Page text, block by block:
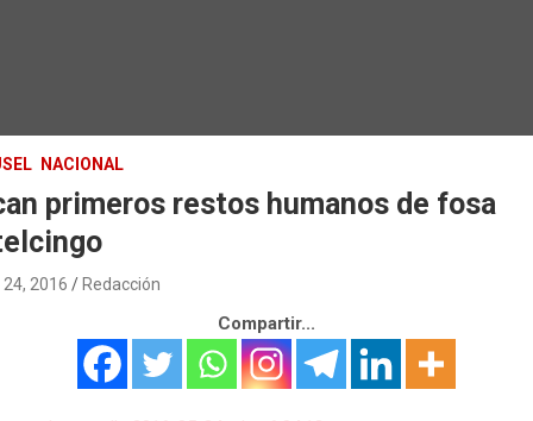
NACIONAL
primeros restos humanos de fosa
2016 Redacción
Compartir...